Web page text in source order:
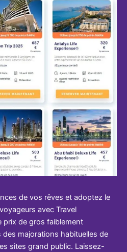
de vos rêves et adoptez le
avec Travel
prix de gros faiblement
majorations habituelles de
sites grand public. Laissez-